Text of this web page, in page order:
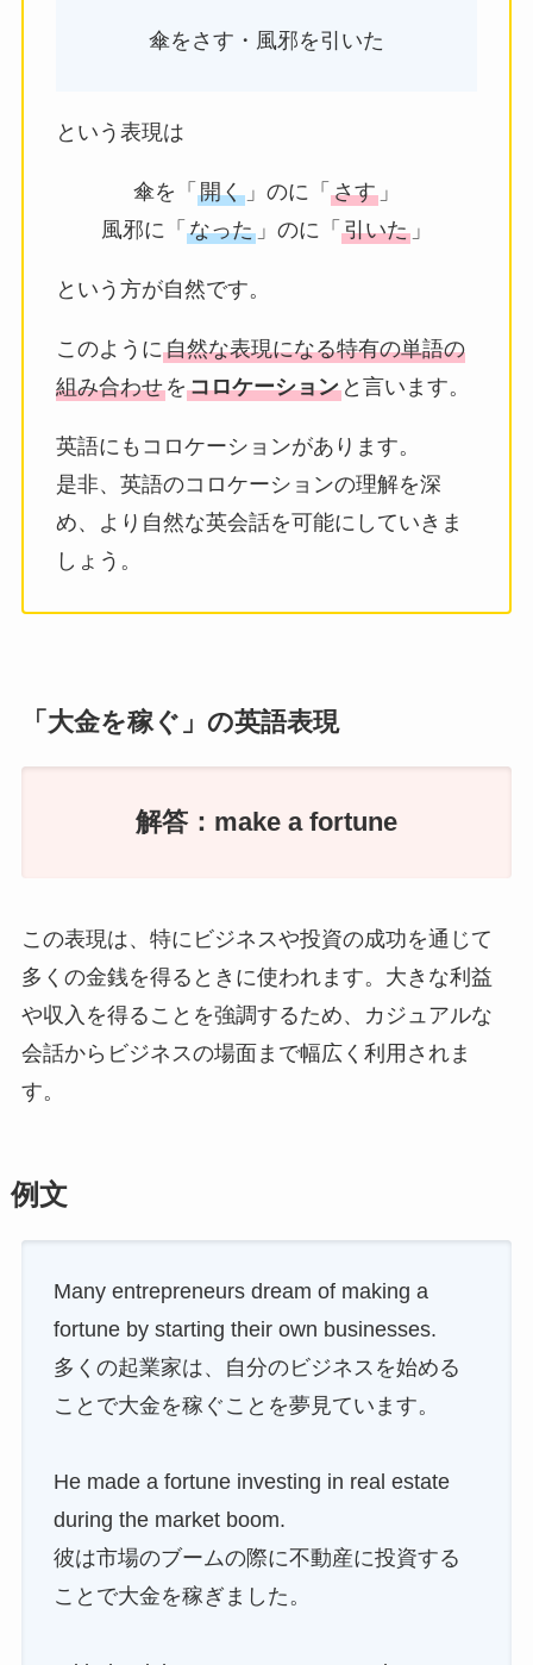
傘をさす・風邪を引いた
という表現は
傘を「 開く 」のに「 さす 」
風邪に「 なった 」のに「 引いた 」
という方が自然です。
このように自然な表現になる特有の単語の
組み合わせをコロケーションと言います。
英語にもコロケーションがあります。
是非、英語のコロケーションの理解を深
め、より自然な英会話を可能にしていきま
しょう。
「大金を稼ぐ」の英語表現
解答：make a fortune
この表現は、特にビジネスや投資の成功を通じて
多くの金銭を得るときに使われます。大きな利益
や収入を得ることを強調するため、カジュアルな
会話からビジネスの場面まで幅広く利用されま
す。
例文
Many entrepreneurs dream of making a
fortune by starting their own businesses.
多くの起業家は、自分のビジネスを始める
ことで大金を稼ぐことを夢見ています。
He made a fortune investing in real estate
during the market boom.
彼は市場のブームの際に不動産に投資する
ことで大金を稼ぎました。